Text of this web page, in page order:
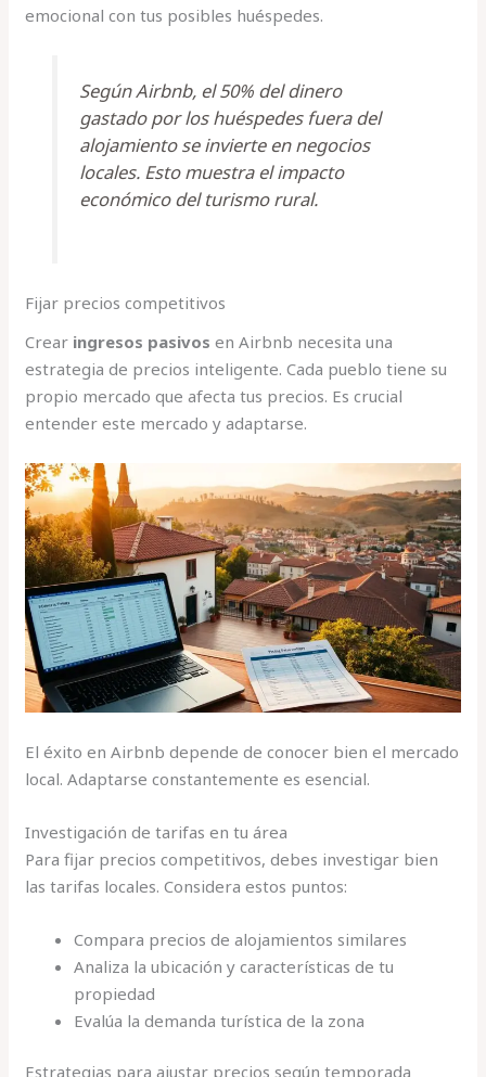
emocional con tus posibles huéspedes.
Según Airbnb, el 50% del dinero
gastado por los huéspedes fuera del
alojamiento se invierte en negocios
locales. Esto muestra el impacto
económico del turismo rural.
Fijar precios competitivos
Crear ingresos pasivos en Airbnb necesita una
estrategia de precios inteligente. Cada pueblo tiene su
propio mercado que afecta tus precios. Es crucial
entender este mercado y adaptarse.
El éxito en Airbnb depende de conocer bien el mercado
local. Adaptarse constantemente es esencial.
Investigación de tarifas en tu área
Para fijar precios competitivos, debes investigar bien
las tarifas locales. Considera estos puntos:
Compara precios de alojamientos similares
Analiza la ubicación y características de tu
propiedad
Evalúa la demanda turística de la zona
Estrategias para ajustar precios según temporada